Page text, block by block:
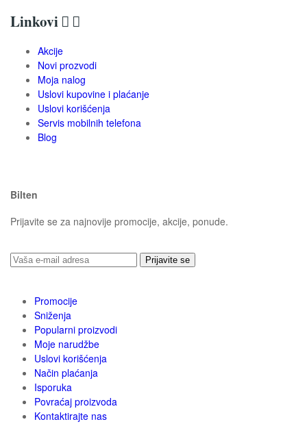
Linkovi  
Akcije
Novi prozvodi
Moja nalog
Uslovi kupovine i plaćanje
Uslovi korišćenja
Servis mobilnih telefona
Blog
Bilten
Prijavite se za najnovije promocije, akcije, ponude.
Prijavite se
Promocije
Sniženja
Popularni proizvodi
Moje narudžbe
Uslovi korišćenja
Način plaćanja
Isporuka
Povraćaj proizvoda
Kontaktirajte nas